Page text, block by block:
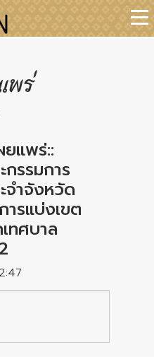
พร่
ยแพร่::
รรมการ
จำจังหวัด
รแบ่งเขต
ทศบาล